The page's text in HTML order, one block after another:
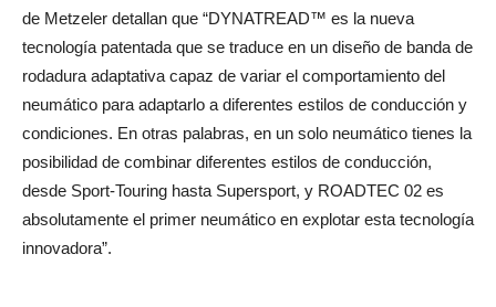
de Metzeler detallan que “DYNATREAD™ es la nueva
tecnología patentada que se traduce en un diseño de banda de
rodadura adaptativa capaz de variar el comportamiento del
neumático para adaptarlo a diferentes estilos de conducción y
condiciones. En otras palabras, en un solo neumático tienes la
posibilidad de combinar diferentes estilos de conducción,
desde Sport-Touring hasta Supersport, y ROADTEC 02 es
absolutamente el primer neumático en explotar esta tecnología
innovadora”.